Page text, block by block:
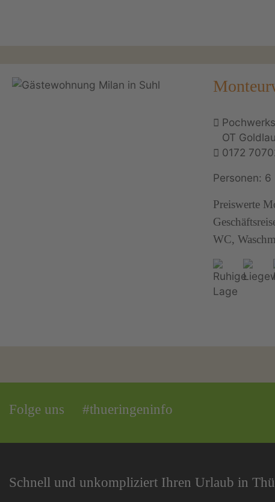
OT
0172
Personen: 6
Preiswerte
WC,
Folge uns #thueringeninfo
Schnell und unkompliziert Ihren Urlaub in